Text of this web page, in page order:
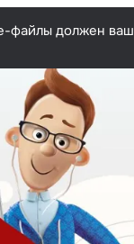
файлы должен ваш